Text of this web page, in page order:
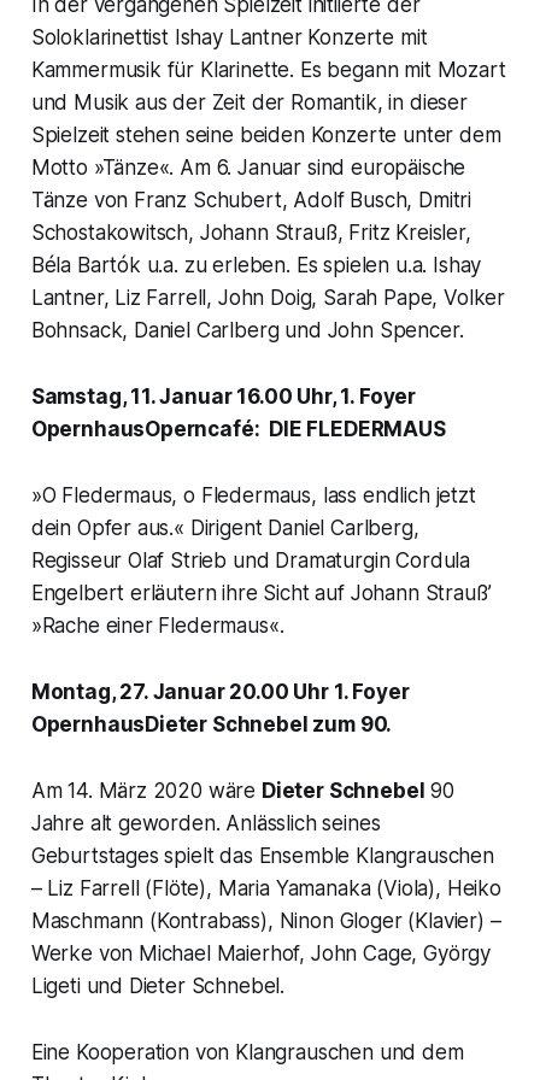
In der vergangenen Spielzeit initiierte der
Soloklarinettist Ishay Lantner Konzerte mit
Kammermusik für Klarinette. Es begann mit Mozart
und Musik aus der Zeit der Romantik, in dieser
Spielzeit stehen seine beiden Konzerte unter dem
Motto »Tänze«. Am 6. Januar sind europäische
Tänze von Franz Schubert, Adolf Busch, Dmitri
Schostakowitsch, Johann Strauß, Fritz Kreisler,
Béla Bartók u.a. zu erleben. Es spielen u.a. Ishay
Lantner, Liz Farrell, John Doig, Sarah Pape, Volker
Bohnsack, Daniel Carlberg und John Spencer.
Samstag, 11. Januar 16.00 Uhr, 1. Foyer
OpernhausOperncafé: DIE FLEDERMAUS
»O Fledermaus, o Fledermaus, lass endlich jetzt
dein Opfer aus.« Dirigent Daniel Carlberg,
Regisseur Olaf Strieb und Dramaturgin Cordula
Engelbert erläutern ihre Sicht auf Johann Strauß’
»Rache einer Fledermaus«.
Montag, 27. Januar 20.00 Uhr 1. Foyer
OpernhausDieter Schnebel zum 90.
Am 14. März 2020 wäre Dieter Schnebel 90
Jahre alt geworden. Anlässlich seines
Geburtstages spielt das Ensemble Klangrauschen
– Liz Farrell (Flöte), Maria Yamanaka (Viola), Heiko
Maschmann (Kontrabass), Ninon Gloger (Klavier) –
Werke von Michael Maierhof, John Cage, György
Ligeti und Dieter Schnebel.
Eine Kooperation von Klangrauschen und dem